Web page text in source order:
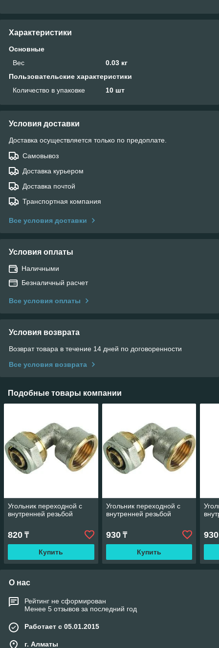
Характеристики
Основные
Вес
0.03 кг
Пользовательские характеристики
Количество в упаковке
10 шт
Условия доставки
Доставка осуществляется только по предоплате.
Самовывоз
Доставка курьером
Доставка почтой
Транспортная компания
Все условия доставки
Условия оплаты
Наличными
Безналичный расчет
Все условия оплаты
Условия возврата
Возврат товара в течение 14 дней по договоренности
Все условия возврата
Подобные товары компании
Угольник переходной с
внутренней резьбой
820 ₸
Купить
Угольник переходной с
внутренней резьбой
930₸
Купить
930
О нас
Рейтинг не сформирован
Менее 5 отзывов за последний год
Работает с 05.01.2015
г. Алматы